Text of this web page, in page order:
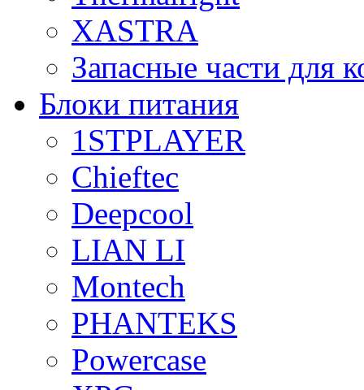
XASTRA
Запасные части для
Блоки питания
1STPLAYER
Chieftec
Deepcool
LIAN LI
Montech
PHANTEKS
Powercase